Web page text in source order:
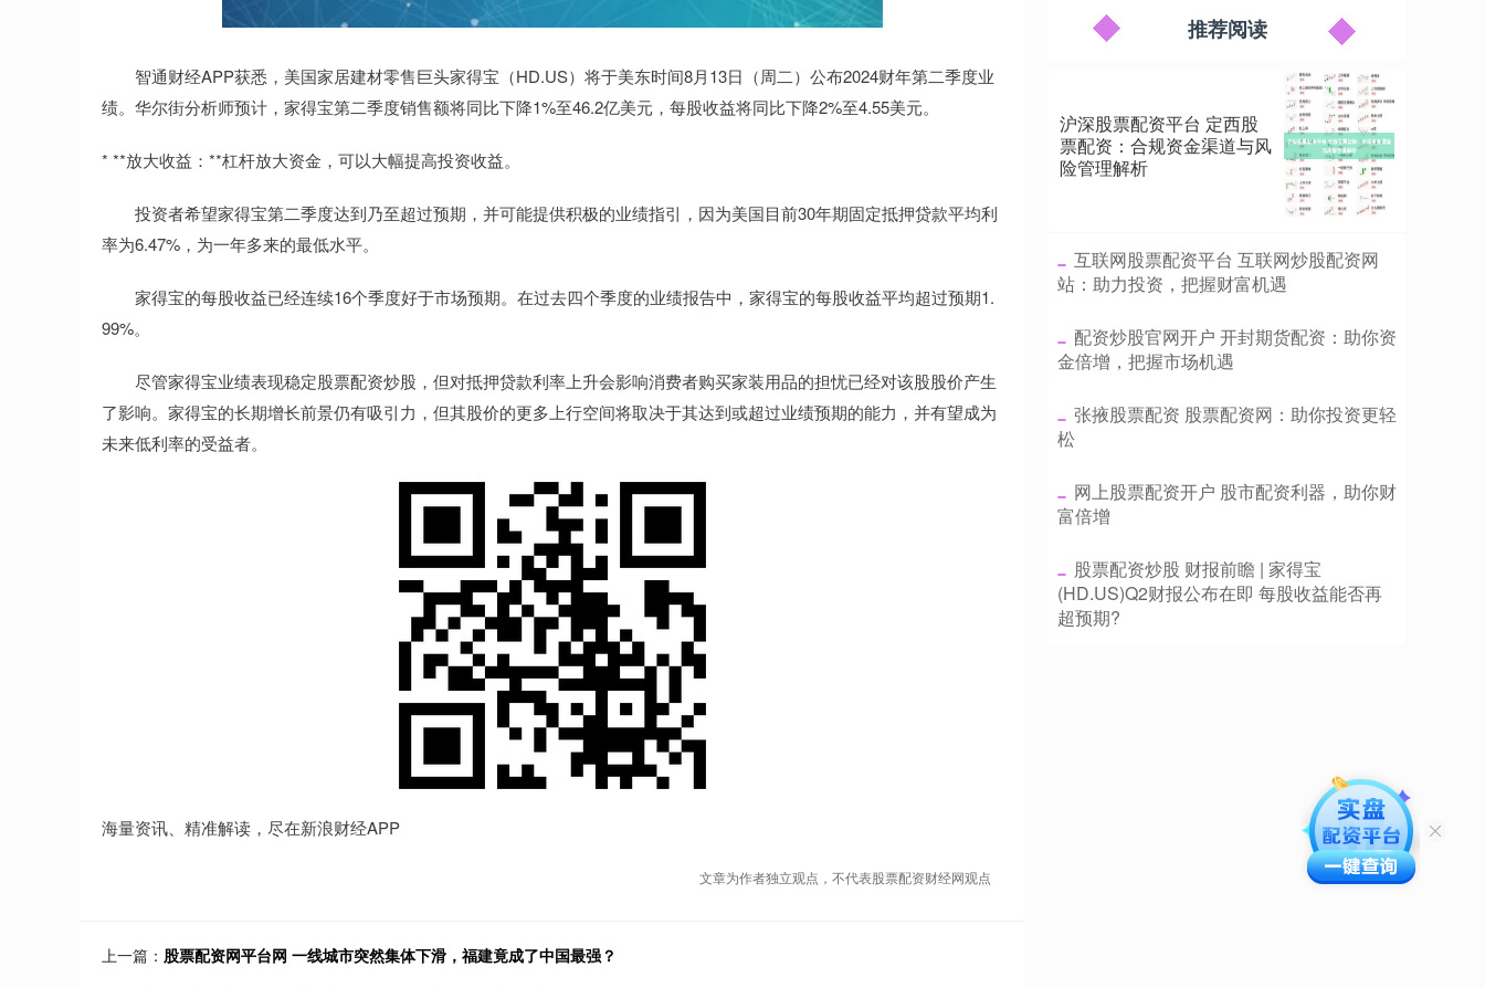
智通财经APP获悉，美国家居建材零售巨头家得宝（HD.US）将于美东时间8月13日（周二）公布2024财年第二季度业
绩。华尔街分析师预计，家得宝第二季度销售额将同比下降1%至46.2亿美元，每股收益将同比下降2%至4.55美元。
* **放大收益：**杠杆放大资金，可以大幅提高投资收益。
投资者希望家得宝第二季度达到乃至超过预期，并可能提供积极的业绩指引，因为美国目前30年期固定抵押贷款平均利
率为6.47%，为一年多来的最低水平。
家得宝的每股收益已经连续16个季度好于市场预期。在过去四个季度的业绩报告中，家得宝的每股收益平均超过预期1.
99%。
尽管家得宝业绩表现稳定股票配资炒股，但对抵押贷款利率上升会影响消费者购买家装用品的担忧已经对该股股价产生
了影响。家得宝的长期增长前景仍有吸引力，但其股价的更多上行空间将取决于其达到或超过业绩预期的能力，并有望成为
未来低利率的受益者。
海量资讯、精准解读，尽在新浪财经APP
文章为作者独立观点，不代表股票配资财经网观点
上一篇： 股票配资网平台网 一线城市突然集体下滑，福建竟成了中国最强？
推荐阅读
沪深股票配资平台 定西股
票配资：合规资金渠道与风
险管理解析
​互联网股票配资平台 互联网炒股配资网
站：助力投资，把握财富机遇
​配资炒股官网开户 开封期货配资：助你资
金倍增，把握市场机遇
​张掖股票配资 股票配资网：助你投资更轻
松
​网上股票配资开户 股市配资利器，助你财
富倍增
​股票配资炒股 财报前瞻 | 家得宝
(HD.US)Q2财报公布在即 每股收益能否再
超预期?